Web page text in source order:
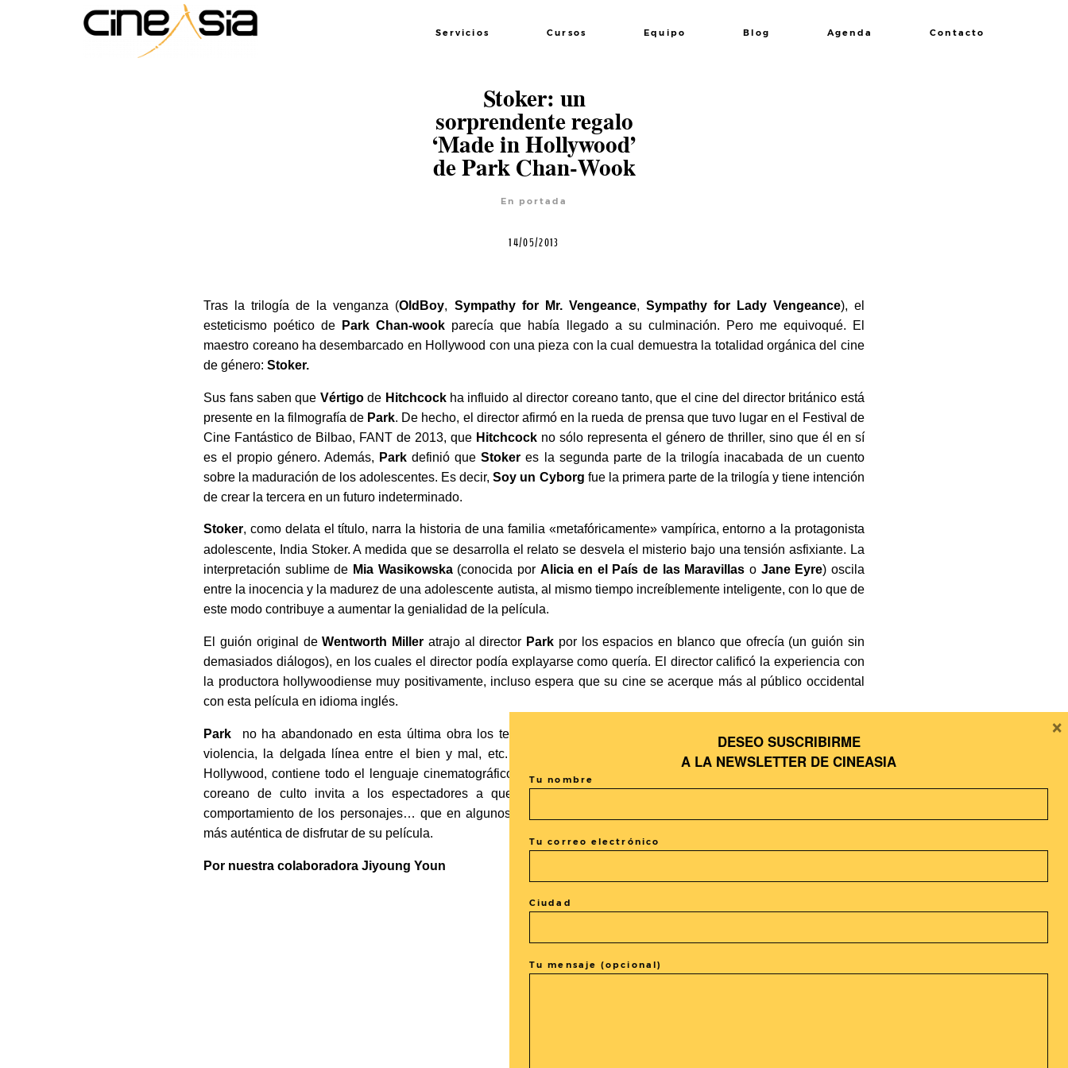
Servicios Cursos Equipo Blog Agenda Contacto
Stoker: un
sorprendente regalo
‘Made in Hollywood’
de Park Chan-Wook
En portada
14/05/2013
Tras la trilogía de la venganza (OldBoy, Sympathy for Mr. Vengeance, Sympathy for Lady Vengeance), el
esteticismo poético de
Park Chan-wook parecía que había llegado a su culminación. Pero me equivoqué. El
maestro coreano ha desembarcado en Hollywood con una pieza con la cual demuestra la totalidad orgánica del cine
de género:Stoker.
Sus fans saben que Vértigode Hitchcock ha influido al director coreano tanto, que el cine del director británico está
presente en la filmografía de Park. De hecho, el director afirmó en la rueda de prensa que tuvo lugar en el Festival de
Cine Fantástico de Bilbao, FANT de 2013, que Hitchcock no sólo representa el género de thriller, sino que él en sí
es el propio género. Además, Park definió queStoker es la segunda parte de la trilogía inacabada de un cuento
sobre la maduración de los adolescentes. Es decir,Soy un Cyborg fue la primera parte de la trilogía y tiene intención
de crear la tercera en un futuro indeterminado.
Stoker, como delata el título, narra la historia de una familia «metafóricamente» vampírica, entorno a la protagonista
adolescente, India Stoker. A medida que se desarrolla el relato se desvela el misterio bajo una tensión asfixiante. La
interpretación sublime de Mia Wasikowska (conocida por Alicia en el País de las Maravillas o Jane Eyre) oscila
entre la inocencia y la madurez de una adolescente autista, al mismo tiempo increíblemente inteligente, con lo que de
este modo contribuye a aumentar la genialidad de la película.
El guión original deWentworth Miller atrajo al director Park por los espacios en blanco que ofrecía (un guión sin
demasiados diálogos), en los cuales el director podía explayarse como quería. El director calificó la experiencia con
la productora hollywoodiense muy positivamente, incluso espera que su cine se acerque más al público occidental
con esta película en idioma inglés.
Park no ha abandonado en esta última obra los temas principales de su cine como la venganza, el incesto, la
violencia, la delgada línea entre el bien y mal, etc. Por todo ello,
, a pesar de ser un producto Made in
Hollywood, contiene todo el lenguaje cinematográfico y la filosofía de
coreano de culto invita a los espectadores a que pongan en duda los diálogos de la película, incluso el
comportamiento de los personajes… que en algunos momentos pueden engañar al público. Esta sería la manera
más auténtica de disfrutar de su película.
Por nuestra colaboradora Jiyoung Youn
DESEO SUSCRIBIRME
A LA NEWSLETTER DE CINEASIA
Tu nombre
Tu correo electrónico
Ciudad
Tu mensaje (opcional)
×